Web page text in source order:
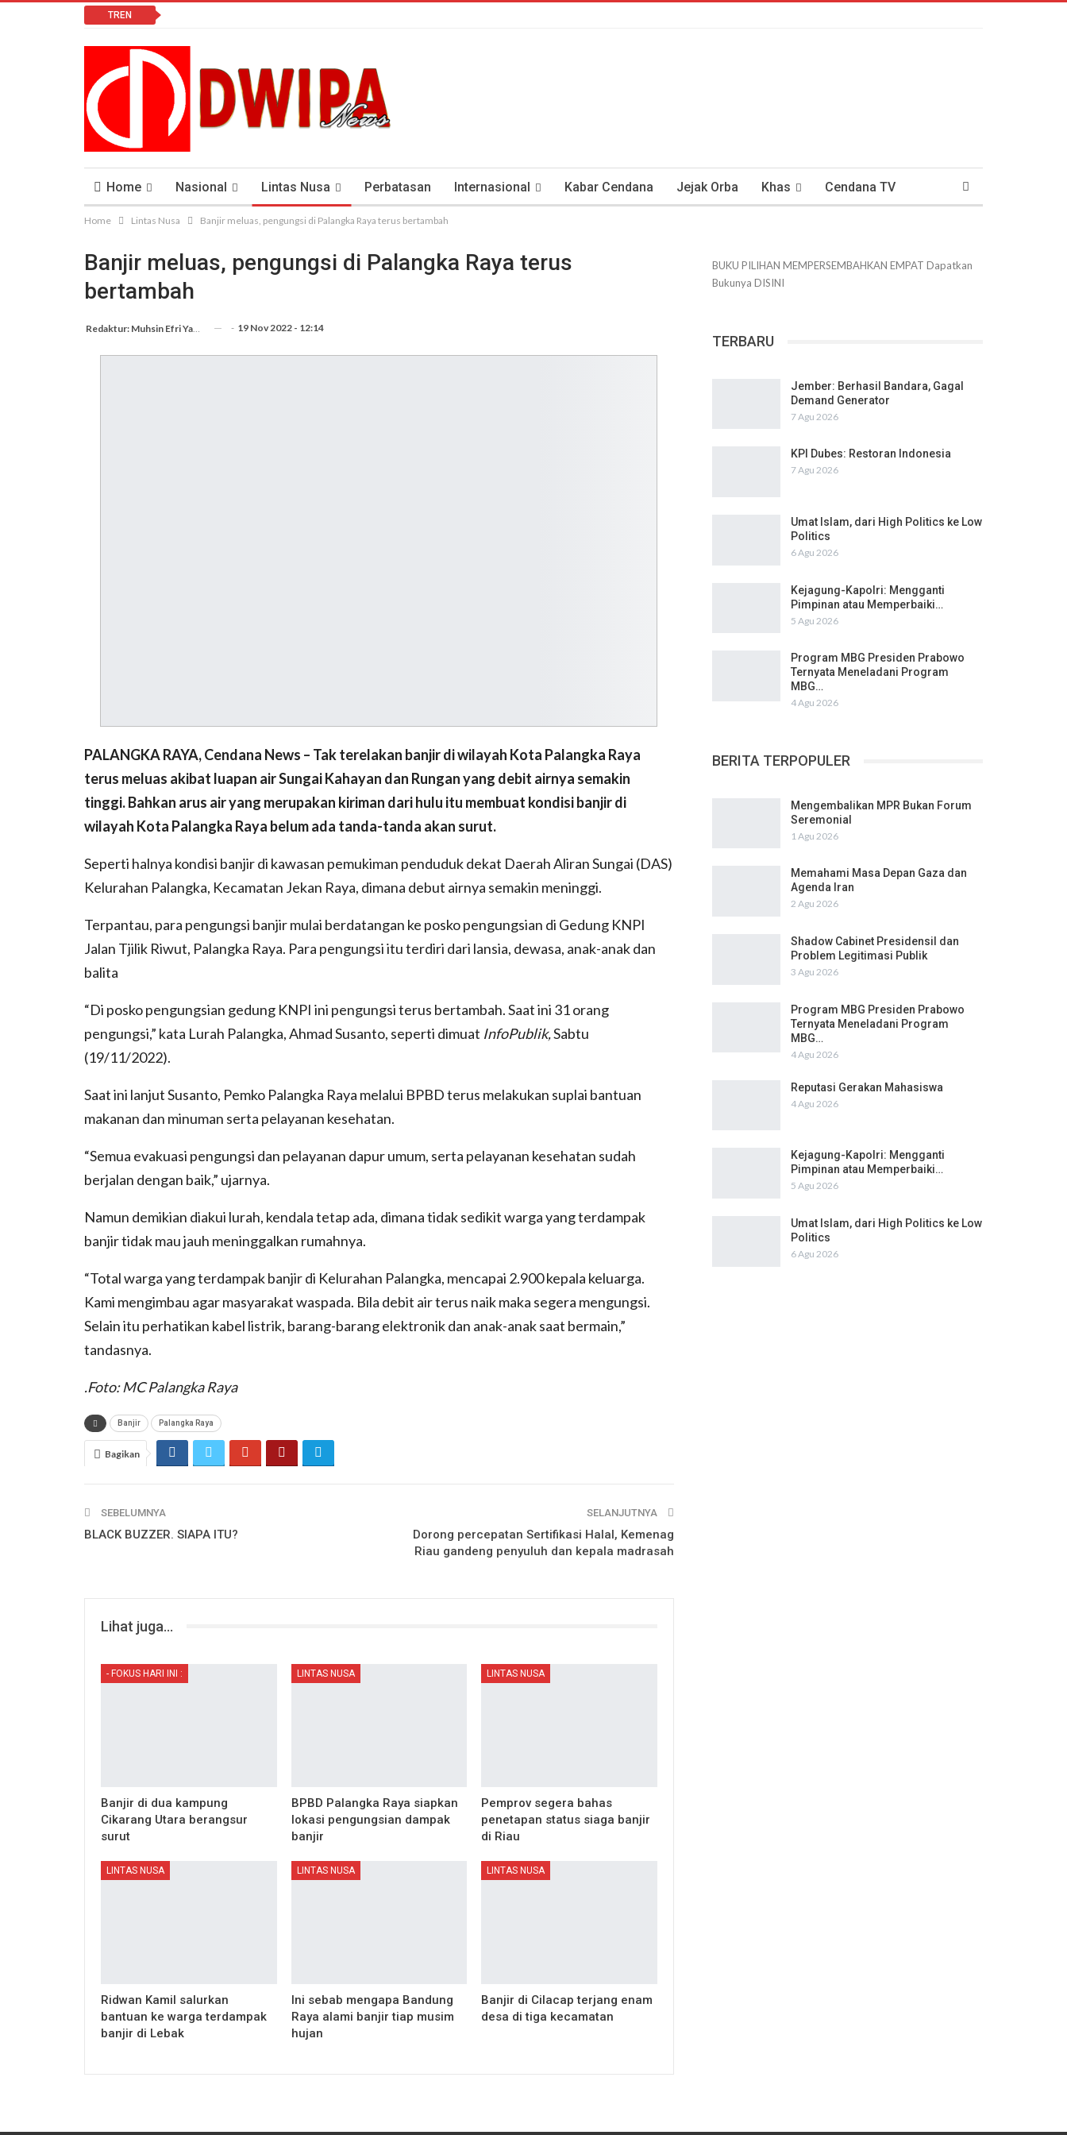
TREN
Home Nasional Lintas Nusa Perbatasan Internasional Kabar Cendana Jejak Orba Khas Cendana TV
Lomba Vlog Cendana News Peduli Kesehatan Antisipasi COVID-19
Home Lintas Nusa Banjir meluas, pengungsi di Palangka Raya terus bertambah
Banjir meluas, pengungsi di Palangka Raya terus
bertambah
- 19 Nov 2022 - 12:14
PALANGKA RAYA, Cendana News – Tak terelakan banjir di wilayah Kota Palangka Raya
terus meluas akibat luapan air Sungai Kahayan dan Rungan yang debit airnya semakin
tinggi. Bahkan arus air yang merupakan kiriman dari hulu itu membuat kondisi banjir di
wilayah Kota Palangka Raya belum ada tanda-tanda akan surut.
Seperti halnya kondisi banjir di kawasan pemukiman penduduk dekat Daerah Aliran Sungai (DAS)
Kelurahan Palangka, Kecamatan Jekan Raya, dimana debut airnya semakin meninggi.
Terpantau, para pengungsi banjir mulai berdatangan ke posko pengungsian di Gedung KNPI
Jalan Tjilik Riwut, Palangka Raya. Para pengungsi itu terdiri dari lansia, dewasa, anak-anak dan
balita
“Di posko pengungsian gedung KNPI ini pengungsi terus bertambah. Saat ini 31 orang
pengungsi,” kata Lurah Palangka, Ahmad Susanto, seperti dimuat InfoPublik,Sabtu
(19/11/2022).
Saat ini lanjut Susanto, Pemko Palangka Raya melalui BPBD terus melakukan suplai bantuan
makanan dan minuman serta pelayanan kesehatan.
“Semua evakuasi pengungsi dan pelayanan dapur umum, serta pelayanan kesehatan sudah
berjalan dengan baik,” ujarnya.
Namun demikian diakui lurah, kendala tetap ada, dimana tidak sedikit warga yang terdampak
banjir tidak mau jauh meninggalkan rumahnya.
“Total warga yang terdampak banjir di Kelurahan Palangka, mencapai 2.900 kepala keluarga.
Kami mengimbau agar masyarakat waspada. Bila debit air terus naik maka segera mengungsi.
Selain itu perhatikan kabel listrik, barang-barang elektronik dan anak-anak saat bermain,”
tandasnya.
.Foto: MC Palangka Raya
Banjir Palangka Raya
Bagikan
SEBELUMNYA
BLACK BUZZER. SIAPA ITU?
SELANJUTNYA
Dorong percepatan Sertifikasi Halal, Kemenag
Riau gandeng penyuluh dan kepala madrasah
Lihat juga...
- FOKUS HARI INI :
Banjir di dua kampung
Cikarang Utara berangsur
surut
LINTAS NUSA
BPBD Palangka Raya siapkan
lokasi pengungsian dampak
banjir
LINTAS NUSA
Pemprov segera bahas
penetapan status siaga banjir
di Riau
LINTAS NUSA
Ridwan Kamil salurkan
bantuan ke warga terdampak
banjir di Lebak
LINTAS NUSA
Ini sebab mengapa Bandung
Raya alami banjir tiap musim
hujan
LINTAS NUSA
Banjir di Cilacap terjang enam
desa di tiga kecamatan
BUKU PILIHAN MEMPERSEMBAHKAN EMPAT Dapatkan
Bukunya DISINI
TERBARU
Jember: Berhasil Bandara, Gagal
Demand Generator
7 Agu 2026
KPI Dubes: Restoran Indonesia
7 Agu 2026
Umat Islam, dari High Politics ke Low
Politics
6 Agu 2026
Kejagung-Kapolri: Mengganti
Pimpinan atau Memperbaiki…
5 Agu 2026
Program MBG Presiden Prabowo
Ternyata Meneladani Program
MBG…
4 Agu 2026
BERITA TERPOPULER
Mengembalikan MPR Bukan Forum
Seremonial
1 Agu 2026
Memahami Masa Depan Gaza dan
Agenda Iran
2 Agu 2026
Shadow Cabinet Presidensil dan
Problem Legitimasi Publik
3 Agu 2026
Program MBG Presiden Prabowo
Ternyata Meneladani Program
MBG…
4 Agu 2026
Reputasi Gerakan Mahasiswa
4 Agu 2026
Kejagung-Kapolri: Mengganti
Pimpinan atau Memperbaiki…
5 Agu 2026
Umat Islam, dari High Politics ke Low
Politics
6 Agu 2026